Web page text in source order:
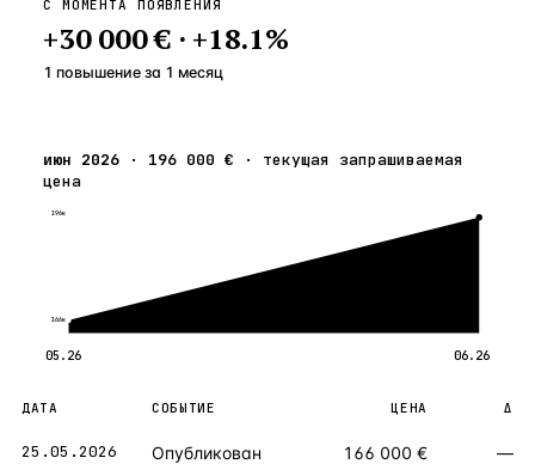
С МОМЕНТА ПОЯВЛЕНИЯ
+30 000 €· +18.1%
1 повышение за 1 месяц
июн 2026 · 196 000 € · текущая запрашиваемая
цена
196к
166к
05.26 06.26
ДАТА СОБЫТИЕ ЦЕНА Δ
25.05.2026 Опубликован 166 000 € —